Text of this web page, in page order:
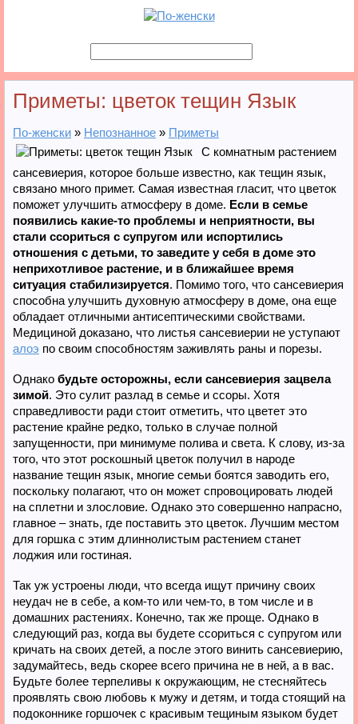
Приметы: цветок тещин Язык
По-женски » Непознанное » Приметы
С комнатным растением
сансевиерия, которое больше известно, как тещин язык,
связано много примет. Самая известная гласит, что цветок
поможет улучшить атмосферу в доме. Если в семье
появились какие-то проблемы и неприятности, вы
стали ссориться с супругом или испортились
отношения с детьми, то заведите у себя в доме это
неприхотливое растение, и в ближайшее время
ситуация стабилизируется. Помимо того, что сансевиерия
способна улучшить духовную атмосферу в доме, она еще
обладает отличными антисептическими свойствами.
Медициной доказано, что листья сансевиерии не уступают
алоэ по своим способностям заживлять раны и порезы.
Однако будьте осторожны, если сансевиерия зацвела
зимой. Это сулит разлад в семье и ссоры. Хотя
справедливости ради стоит отметить, что цветет это
растение крайне редко, только в случае полной
запущенности, при минимуме полива и света. К слову, из-за
того, что этот роскошный цветок получил в народе
название тещин язык, многие семьи боятся заводить его,
поскольку полагают, что он может спровоцировать людей
на сплетни и злословие. Однако это совершенно напрасно,
главное – знать, где поставить это цветок. Лучшим местом
для горшка с этим длиннолистым растением станет
лоджия или гостиная.
Так уж устроены люди, что всегда ищут причину своих
неудач не в себе, а ком-то или чем-то, в том числе и в
домашних растениях. Конечно, так же проще. Однако в
следующий раз, когда вы будете ссориться с супругом или
кричать на своих детей, а после этого винить сансевиерию,
задумайтесь, ведь скорее всего причина не в ней, а в вас.
Будьте более терпеливы к окружающим, не стесняйтесь
проявлять свою любовь к мужу и детям, и тогда стоящий на
подоконнике горшочек с красивым тещиным языком будет